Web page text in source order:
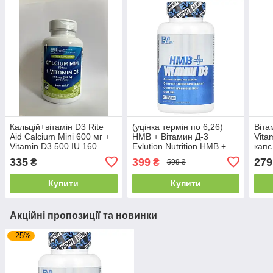
Кальцій+вітамін D3 Rite
Aid Calcium Mini 600 мг +
Vitamin D3 500 IU 160
335 ₴
Купити
(уцінка термін по 6,26)
HMB + Вітамин Д-3
Evlution Nutrition HMB +
399₴ 599 ₴
Купити
279
Акційні пропозиції та новинки
–25%